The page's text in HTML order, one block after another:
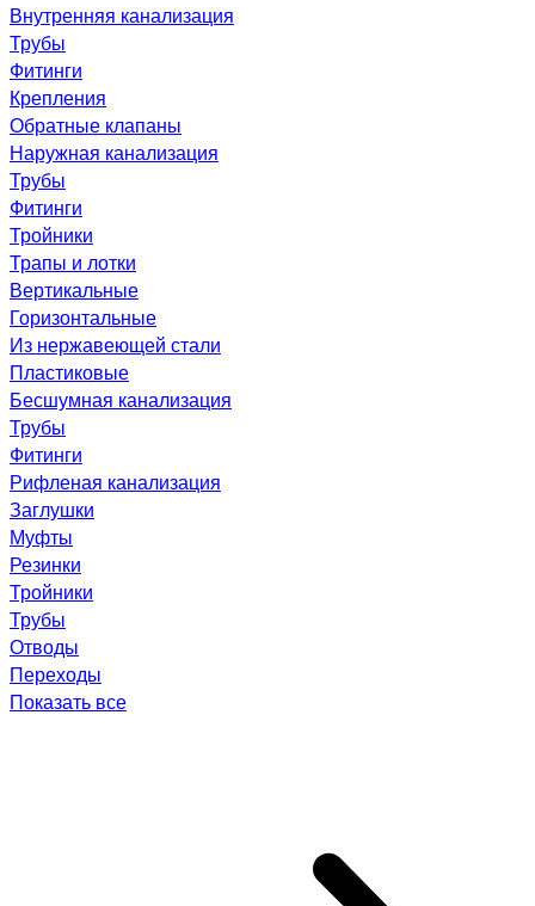
Внутренняя канализация
Трубы
Фитинги
Крепления
Обратные клапаны
Наружная канализация
Трубы
Фитинги
Тройники
Трапы и лотки
Вертикальные
Горизонтальные
Из нержавеющей стали
Пластиковые
Бесшумная канализация
Трубы
Фитинги
Рифленая канализация
Заглушки
Муфты
Резинки
Тройники
Трубы
Отводы
Переходы
Показать все